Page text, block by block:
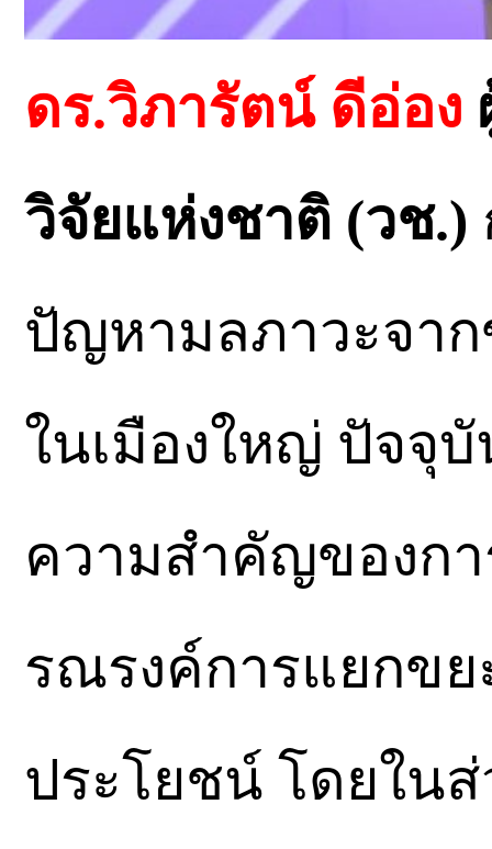
ดร.วิภารัตน์ ดีอ่อง
วิจัยแห่งชาติ (วช.)
ปัญหามลภาวะจาก
ในเมืองใหญ่ ปัจจุ
ความสำคัญของก
รณรงค์การแยกขย
ประโยชน์ โดยใน